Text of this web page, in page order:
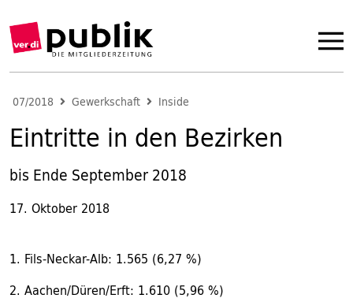
07/2018 Gewerkschaft Inside
Eintritte in den Bezirken
bis Ende September 2018
17. Oktober 2018
1. Fils-Neckar-Alb: 1.565 (6,27 %)
2. Aachen/Düren/Erft: 1.610 (5,96 %)